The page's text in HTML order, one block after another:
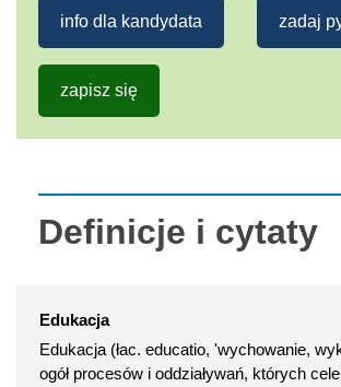
info dla kandydata zadaj
zapisz się
Definicje i cytaty
Edukacja
Edukacja (łac. educatio, 'wychowanie,
ogół procesów i oddziaływań, których